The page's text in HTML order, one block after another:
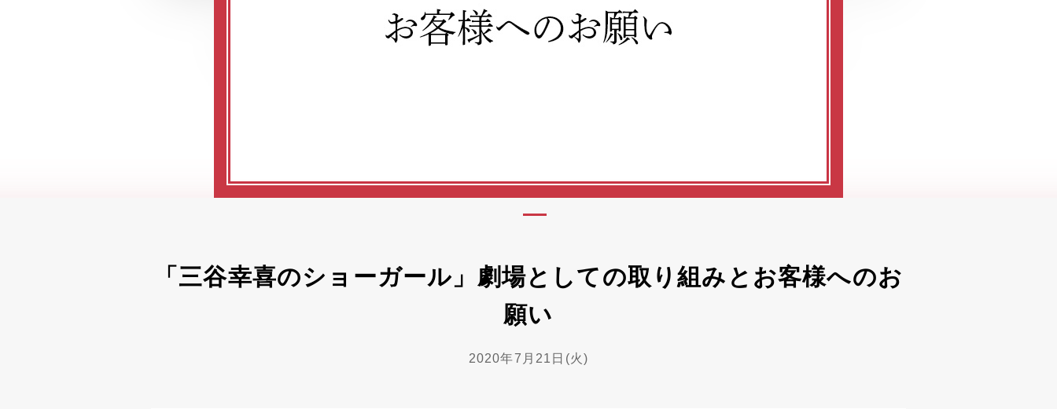
「三谷幸喜のショーガール」劇場としての取り組みとお客様へのお
願い
2020年7月21日(火)